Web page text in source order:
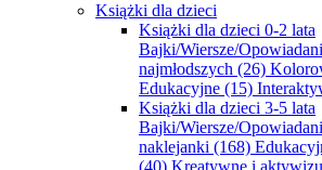
Książki dla dzieci
Książki dla dzieci 0-2 lata
Bajki/Wiersze/
najmłodszych (26)
Edukacyjne (15)
Książki dla dzieci 3-5 lata
Bajki/Wiersze/
naklejanki (168)
(40) Kreatywne i